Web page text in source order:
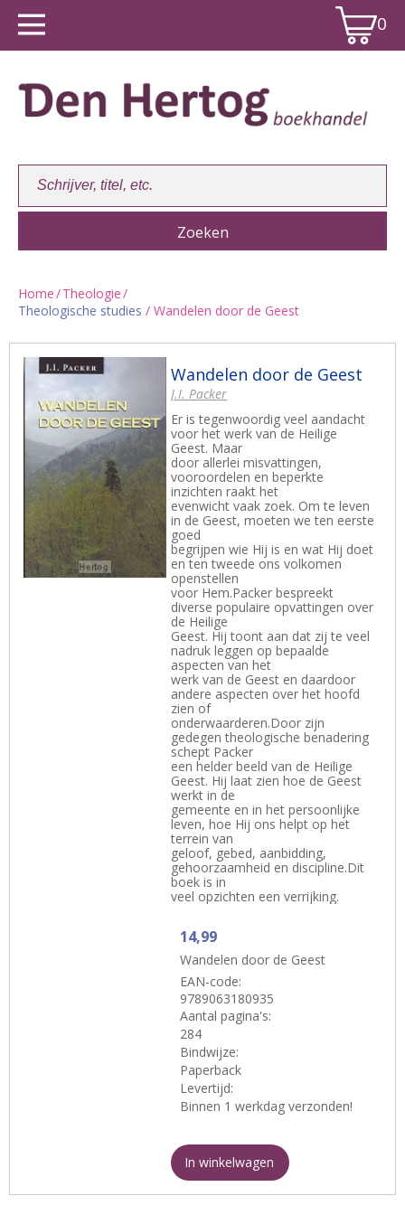
0
Winkelwagen:
Home/Theologie/
Theologische studies / Wandelen door de Geest
Wandelen door de Geest
J.I. Packer
Er is tegenwoordig veel aandacht
voor het werk van de Heilige
Geest. Maar
door allerlei misvattingen,
vooroordelen en beperkte
inzichten raakt het
evenwicht vaak zoek. Om te leven
in de Geest, moeten we ten eerste
goed
begrijpen wie Hij is en wat Hij doet
en ten tweede ons volkomen
openstellen
voor Hem.Packer bespreekt
diverse populaire opvattingen over
de Heilige
Geest. Hij toont aan dat zij te veel
nadruk leggen op bepaalde
aspecten van het
werk van de Geest en daardoor
andere aspecten over het hoofd
zien of
onderwaarderen.Door zijn
gedegen theologische benadering
schept Packer
een helder beeld van de Heilige
Geest. Hij laat zien hoe de Geest
werkt in de
gemeente en in het persoonlijke
leven, hoe Hij ons helpt op het
terrein van
geloof, gebed, aanbidding,
gehoorzaamheid en discipline.Dit
boek is in
veel opzichten een verrijking.
14,99
Wandelen door de Geest
EAN-code:
9789063180935
Aantal pagina's:
284
Bindwijze:
Paperback
Levertijd:
Binnen 1 werkdag verzonden!
In winkelwagen